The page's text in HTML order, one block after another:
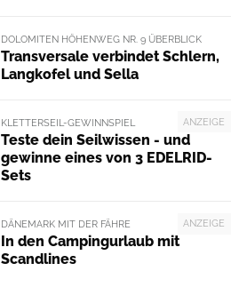
DOLOMITEN HÖHENWEG NR. 9 ÜBERBLICK
Transversale verbindet Schlern,
Langkofel und Sella
ANZEIGE
KLETTERSEIL-GEWINNSPIEL
Teste dein Seilwissen - und
gewinne eines von 3 EDELRID-
Sets
ANZEIGE
DÄNEMARK MIT DER FÄHRE
In den Campingurlaub mit
Scandlines